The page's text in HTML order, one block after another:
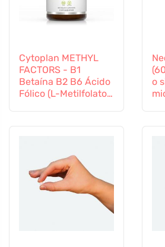
Cytoplan METHYL
FACTORS - B1
Betaína B2 B6 Ácido
Fólico (L-Metilfolato)
o